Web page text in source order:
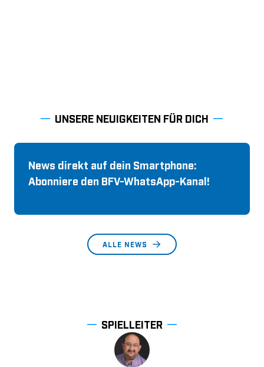
UNSERE NEUIGKEITEN FÜR DICH
News direkt auf dein Smartphone:
Abonniere den BFV-WhatsApp-Kanal!
ALLE NEWS
SPIELLEITER